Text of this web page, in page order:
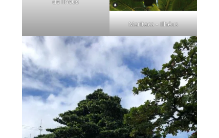
Maritaca – Ilhéus